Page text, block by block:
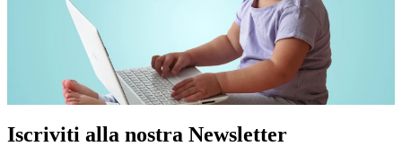
Iscriviti alla nostra Newsletter